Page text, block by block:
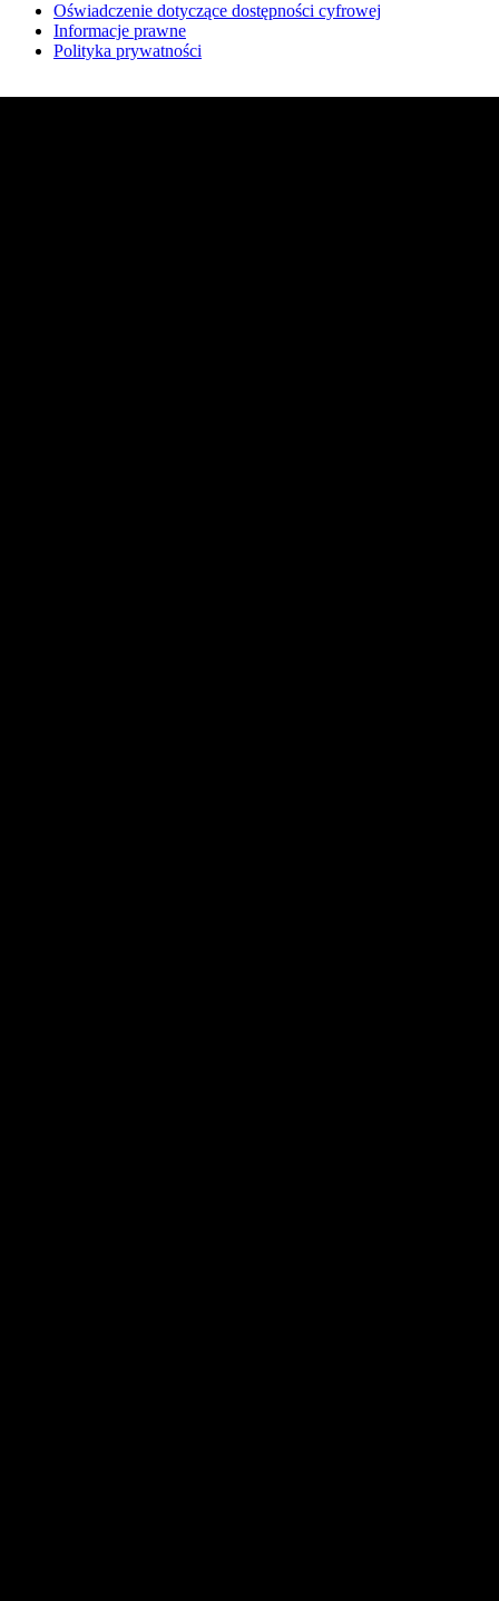
Oświadczenie dotyczące dostępności cyfrowej
Informacje prawne
Polityka prywatności